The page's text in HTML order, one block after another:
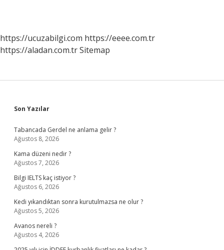
https://ucuzabilgi.com https://eeee.com.tr
https://aladan.com.trSitemap
Sidebar
Son Yazılar
Tabancada Gerdel ne anlama gelir ?
Ağustos 8, 2026
Kama düzeni nedir ?
Ağustos 7, 2026
Bilgi IELTS kaç istiyor ?
Ağustos 6, 2026
Kedi yıkandıktan sonra kurutulmazsa ne olur ?
Ağustos 5, 2026
Avanos nereli ?
Ağustos 4, 2026